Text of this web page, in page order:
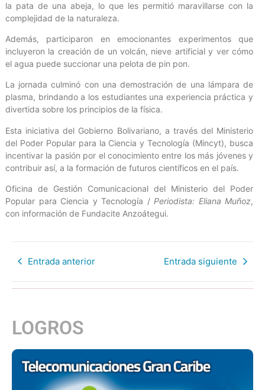
la pata de una abeja, lo que les permitió maravillarse con la
complejidad de la naturaleza.
Además, participaron en emocionantes experimentos que
incluyeron la creación de un volcán, nieve artificial y ver cómo
el agua puede succionar una pelota de pin pon.
La jornada culminó con una demostración de una lámpara de
plasma, brindando a los estudiantes una experiencia práctica y
divertida sobre los principios de la física.
Esta iniciativa del Gobierno Bolivariano, a través del Ministerio
del Poder Popular para la Ciencia y Tecnología (Mincyt), busca
incentivar la pasión por el conocimiento entre los más jóvenes y
contribuir así, a la formación de futuros científicos en el país.
Oficina de Gestión Comunicacional del Ministerio del Poder
Popular para Ciencia y Tecnología / Periodista: Eliana Muñoz,
con información de Fundacite Anzoátegui.
Entrada anterior Entrada siguiente
LOGROS